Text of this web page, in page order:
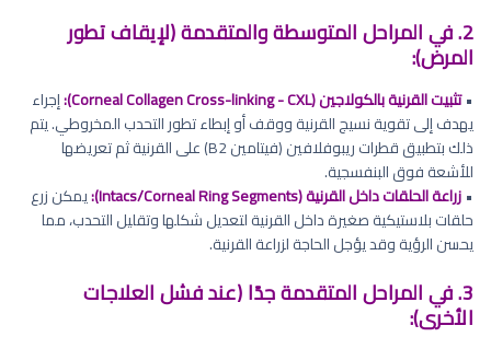
2. في المراحل المتوسطة والمتقدمة (لإيقاف تطور
المرض):
•تثبيت القرنية بالكولاجين (Corneal Collagen Cross-linking - CXL):
إجراء
يهدف إلى تقوية نسيج القرنية ووقف أو إبطاء تطور التحدب المخروطي. يتم
ذلك بتطبيق قطرات ريبوفلافين (فيتامين B2) على القرنية ثم تعريضها
للأشعة فوق البنفسجية.
•زراعة الحلقات داخل القرنية (Intacs/Corneal Ring Segments):
يمكن زرع
حلقات بلاستيكية صغيرة داخل القرنية لتعديل شكلها وتقليل التحدب، مما
يحسن الرؤية وقد يؤجل الحاجة لزراعة القرنية.
3. في المراحل المتقدمة جدًا (عند فشل العلاجات
الأخرى):